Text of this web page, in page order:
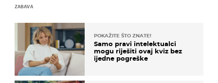
ZABAVA
POKAŽITE ŠTO ZNATE!
Samo pravi intelektualci
mogu riješiti ovaj kviz bez
ijedne pogreške